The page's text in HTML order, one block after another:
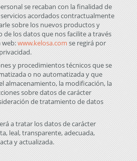
se recaban con la finalidad de
acordados contractualmente
sobre los nuevos productos y
de los datos que nos facilite a través
web:www.kelosa.com se regirá por
y procedimientos técnicos que se
o no automatizada y que
almacenamiento, la modificación, la
sobre datos de carácter
de tratamiento de datos
a tratar los datos de carácter
leal, transparente, adecuada,
y actualizada.